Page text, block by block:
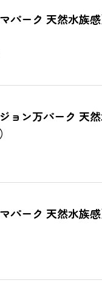
パーク 天然水族
ジョン万パーク 天
パーク 天然水族